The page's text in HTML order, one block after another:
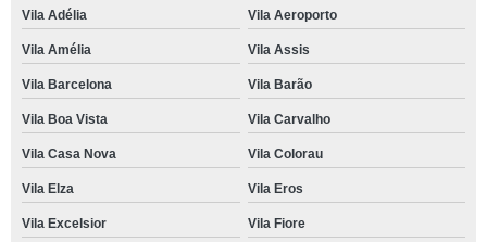
Vila Adélia Vila Aeroporto
Vila Amélia Vila Assis
Vila Barcelona Vila Barão
Vila Boa Vista Vila Carvalho
Vila Casa Nova Vila Colorau
Vila Elza Vila Eros
Vila Excelsior Vila Fiore